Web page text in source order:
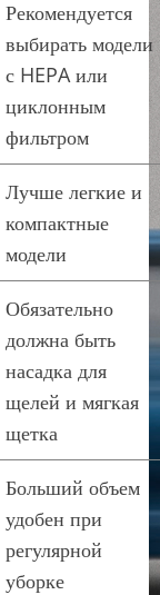
Рекомендуется
выбирать модели
с HEPA или
циклонным
фильтром
Лучше легкие и
компактные
модели
Обязательно
должна быть
насадка для
щелей и мягкая
щетка
Больший объем
удобен при
регулярной
уборке